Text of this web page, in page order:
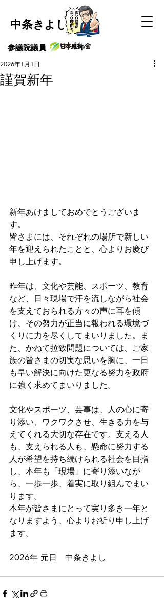
中条きよし
​参議院議員
謹賀新年
2026年1月1日
新年あけましておめでとうございま
す。
皆さまには、それぞれの場所で新しい
年を迎えられたことと、心よりお慶び
申し上げます。
昨年は、文化や芸能、スポーツ、教育
など、日々現場で汗を流しながら社会
を支えておられる方々の声に耳を傾
け、その努力が正当に報われる環境づ
くりに力を尽くしてまいりました。ま
た、かねて拉致問題については、ご家
族の皆さまの切実な思いを胸に、一日
も早い解決に向けた更なる努力を政府
に強く求めてまいりました。
文化やスポーツ、芸事は、人の心に寄
り添い、ワクワクさせ、生きる力を与
えてくれる大切な存在です。支える人
も、支えられる人も、懸命に努力する
人が希望を持ち続けられる社会を目指
し、本年も「現場」に寄り添いなが
ら、一歩一歩、着実に取り組んでまい
ります。
本年が皆さまにとって実り多き一年と
なりますよう、心よりお祈り申し上げ
ます。
2026年 元日　中条きよし